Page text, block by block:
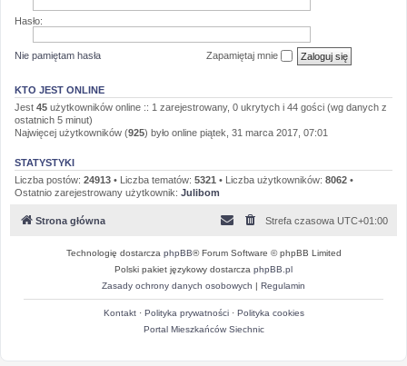
Hasło:
Nie pamiętam hasła Zapamiętaj mnie
KTO JEST ONLINE
Jest 45 użytkowników online :: 1 zarejestrowany, 0 ukrytych i 44 gości (wg danych z
ostatnich 5 minut)
Najwięcej użytkowników (925) było online piątek, 31 marca 2017, 07:01
STATYSTYKI
Liczba postów: 24913 • Liczba tematów: 5321 • Liczba użytkowników: 8062 •
Ostatnio zarejestrowany użytkownik: Julibom
Strona główna Strefa czasowa UTC+01:00
Technologię dostarcza phpBB® Forum Software © phpBB Limited
Polski pakiet językowy dostarcza phpBB.pl
Zasady ochrony danych osobowych | Regulamin
Kontakt· Polityka prywatności· Polityka cookies
Portal Mieszkańców Siechnic